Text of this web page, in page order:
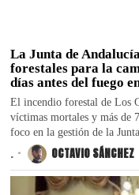
La Junta de
forestales para la
días antes del fuego
El incendio forestal de Los
víctimas mortales y más de
foco en la gestión de la
. OCTAVIO SÁNCHEZ